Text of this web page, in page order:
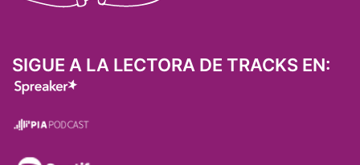
SIGUE A LA LECTORA DE TRACKS EN: